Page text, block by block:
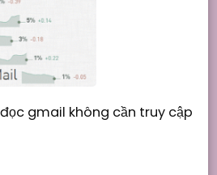
gmail không cần truy cập